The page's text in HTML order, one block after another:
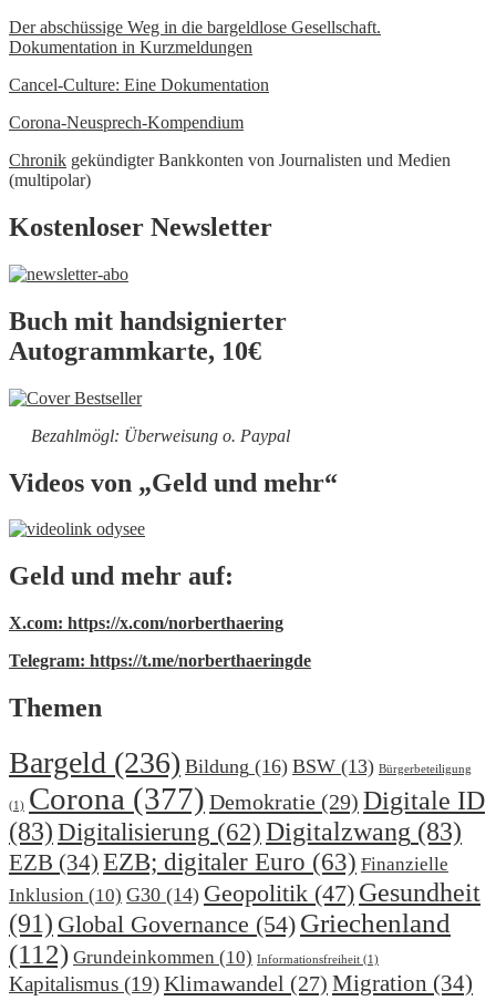
Der abschüssige Weg in die bargeldlose Gesellschaft.
Dokumentation in Kurzmeldungen
Cancel-Culture: Eine Dokumentation
Corona-Neusprech-Kompendium
Chronik gekündigter Bankkonten von Journalisten und Medien
(multipolar)
Kostenloser Newsletter
Buch mit handsignierter
Autogrammkarte, 10€
Bezahlmögl: Überweisung o. Paypal
Videos von „Geld und mehr“
Geld und mehr auf:
X.com: https://x.com/norberthaering
Telegram: https://t.me/norberthaeringde
Themen
Bargeld (236) Bildung (16) BSW (13) Bürgerbeteiligung
(1) Corona (377) Demokratie (29) Digitale ID
(83) Digitalisierung (62) Digitalzwang (83)
EZB (34) EZB; digitaler Euro (63) Finanzielle
Inklusion (10) G30 (14) Geopolitik (47) Gesundheit
(91) Global Governance (54) Griechenland
(112) Grundeinkommen (10) Informationsfreiheit (1)
Kapitalismus (19)Klimawandel (27) Migration (34)